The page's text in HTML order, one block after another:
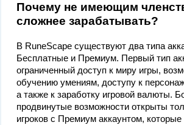
Почему не имеющим
сложнее зарабатывать?
В RuneScape существуют два типа
Бесплатные и Премиум. Первый тип
ограниченный доступ к миру игры,
обучению умениям, доступу к
а также к заработку игровой валюты.
продвинутые возможности открыты
игроков с Премиум аккаунтом, которые